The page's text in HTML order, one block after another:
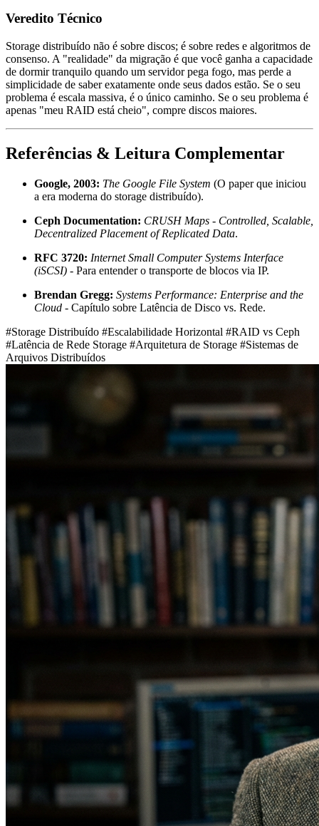
Veredito Técnico
Storage distribuído não é sobre discos; é sobre redes e algoritmos de
consenso. A "realidade" da migração é que você ganha a capacidade
de dormir tranquilo quando um servidor pega fogo, mas perde a
simplicidade de saber exatamente onde seus dados estão. Se o seu
problema é escala massiva, é o único caminho. Se o seu problema é
apenas "meu RAID está cheio", compre discos maiores.
Referências & Leitura Complementar
Google, 2003: The Google File System (O paper que iniciou
a era moderna do storage distribuído).
Ceph Documentation: CRUSH Maps - Controlled, Scalable,
Decentralized Placement of Replicated Data.
RFC 3720: Internet Small Computer Systems Interface
(iSCSI) - Para entender o transporte de blocos via IP.
Brendan Gregg: Systems Performance: Enterprise and the
Cloud - Capítulo sobre Latência de Disco vs. Rede.
#Storage Distribuído #Escalabilidade Horizontal #RAID vs Ceph
#Latência de Rede Storage #Arquitetura de Storage #Sistemas de
Arquivos Distribuídos